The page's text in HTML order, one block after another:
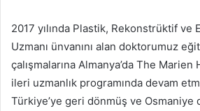
2017 yılında Plastik, Rekonstrüktif ve
Uzmanı ünvanını alan doktorumuz
çalışmalarına Almanya’da The Marien
ileri uzmanlık programında devam
Türkiye’ye geri dönmüş ve Osmaniye